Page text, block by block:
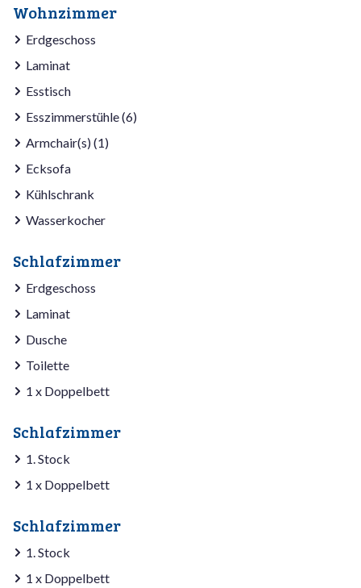
Wohnzimmer
Erdgeschoss
Laminat
Esstisch
Esszimmerstühle (6)
Armchair(s) (1)
Ecksofa
Kühlschrank
Wasserkocher
Schlafzimmer
Erdgeschoss
Laminat
Dusche
Toilette
1 x Doppelbett
Schlafzimmer
1. Stock
1 x Doppelbett
Schlafzimmer
1. Stock
1 x Doppelbett